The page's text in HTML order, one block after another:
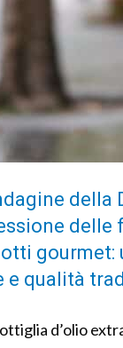
delle
gourmet:
e qualità
d’olio